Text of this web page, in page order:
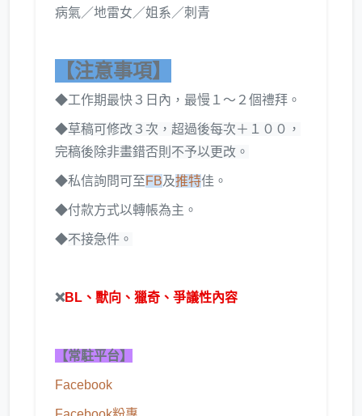
病氣／地雷女／姐系／刺青
【注意事項】
◆工作期最快３日內，最慢１～２個禮拜。
◆草稿可修改３次，超過後每次＋１００，
完稿後除非畫錯否則不予以更改。
◆私信詢問可至FB及推特佳。
◆付款方式以轉帳為主。
◆不接急件。
❌BL、獸向、獵奇、爭議性內容
【常駐平台】
Facebook